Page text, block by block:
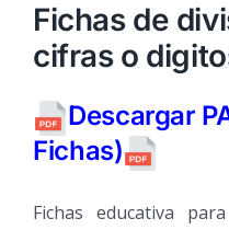
Fichas de
cifras o
Descargar
Fichas)
Fichas educativa